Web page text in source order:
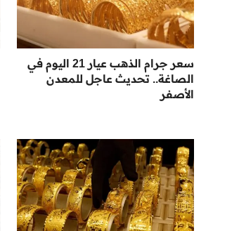
سعر جرام الذهب عيار 21 اليوم في
الصاغة.. تحديث عاجل للمعدن
الأصفر